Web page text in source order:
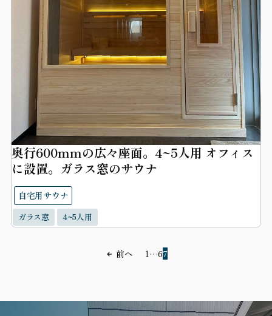
奥行600mmの広々座面。4~5人用 オフィス
に設置。ガラス窓のサウナ
自宅用サウナ
ガラス窓 4~5人用
前へ 1…67